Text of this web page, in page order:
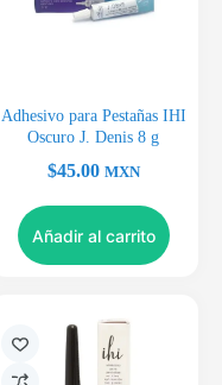
Adhesivo para Pestañas IHI
Oscuro J. Denis 8 g
$45.00 MXN
Añadir al carrito